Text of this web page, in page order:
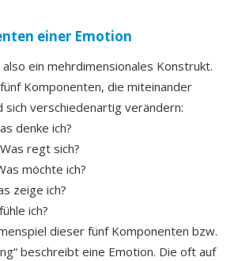
einer Emotion
ein mehrdimensionales Konstrukt.
Komponenten, die miteinander
sich verschiedenartig verändern:
denke ich?
regt sich?
möchte ich?
zeige ich?
ich?
dieser fünf Komponenten bzw.
beschreibt eine Emotion. Die oft auf